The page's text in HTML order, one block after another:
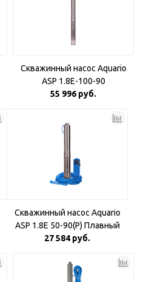
Скважинный насос Aquario
ASP 1.8E-100-90
55 996 руб.
Скважинный насос Aquario
ASP 1.8Е 50-90(P) Плавный
пуск
27 584 руб.